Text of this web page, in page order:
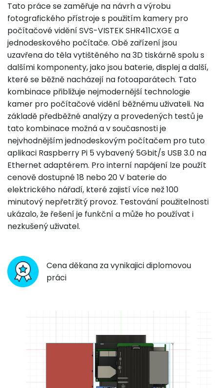
Tato práce se zaměřuje na návrh a výrobu
fotografického přístroje s použitím kamery pro
počítačové vidění SVS-VISTEK SHR411CXGE a
jednodeskového počítače. Obě zařízení jsou
uzavřena do těla vytištěného na 3D tiskárně spolu s
dalšími komponenty, jako jsou baterie, displej a další,
které se běžně nacházejí na fotoaparátech. Tato
kombinace přibližuje nejmodernější technologie
kamer pro počítačové vidění běžnému uživateli. Na
základě předběžné analýzy a provedených testů je
tato kombinace možná a v současnosti je
nejvhodnějším jednodeskovým počítačem pro tuto
aplikaci Raspberry Pi 5 vybavený 5Gbit/s USB 3.0 na
Ethernet adaptérem. Pro interní napájení lze použít
cenově dostupné 18 nebo 20 V baterie do
elektrického nářadí, které zajistí více než 100
minutový nepřetržitý provoz. Testování použitelnosti
ukázalo, že řešení je funkční a může ho používat i
nezkušený uživatel.
Cena děkana za vynikajici diplomovou
práci